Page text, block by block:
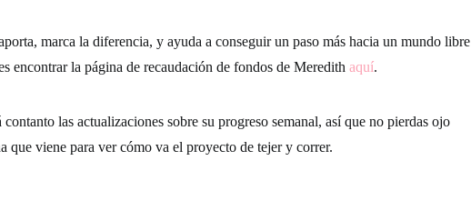
marca la diferencia, y ayuda a conseguir un paso más hacia un mundo libre
encontrar la página de recaudación de fondos de Meredith aquí.
las actualizaciones sobre su progreso semanal, así que no pierdas ojo
que viene para ver cómo va el proyecto de tejer y correr.